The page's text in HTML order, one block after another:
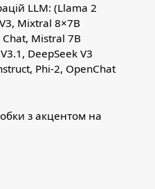
LLM: (Llama 2
Mixtral 8×7B
Mistral 7B
DeepSeek V3
Phi-2, OpenChat
з акцентом на